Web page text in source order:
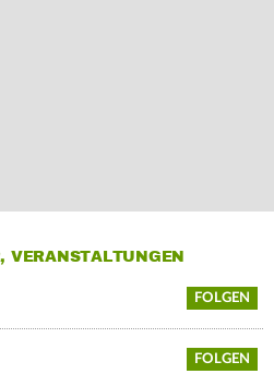
VERANSTALTUNGEN
FOLGEN
FOLGEN